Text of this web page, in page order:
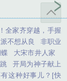
全家齐穿越，手握
不想从良
非职业
大宋市井人家
开局为神子献上
这种好事儿？[快